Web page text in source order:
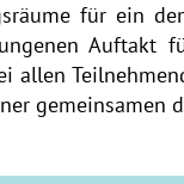
für ein
Auftakt
allen
gemeinsamen